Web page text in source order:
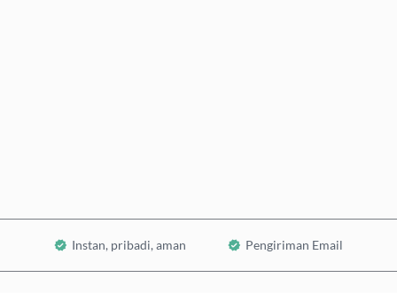
Instan, pribadi, aman Pengiriman Email